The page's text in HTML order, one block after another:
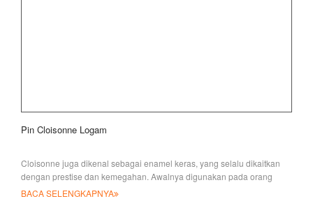
Pin Cloisonne Logam
Cloisonne juga dikenal sebagai enamel keras, yang selalu dikaitkan
dengan prestise dan kemegahan. Awalnya digunakan pada orang
Yahudi
BACA SELENGKAPNYA